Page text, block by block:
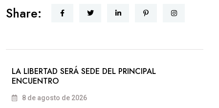
Share:
LA LIBERTAD SERÁ SEDE DEL PRINCIPAL
ENCUENTRO
8 de agosto de 2026